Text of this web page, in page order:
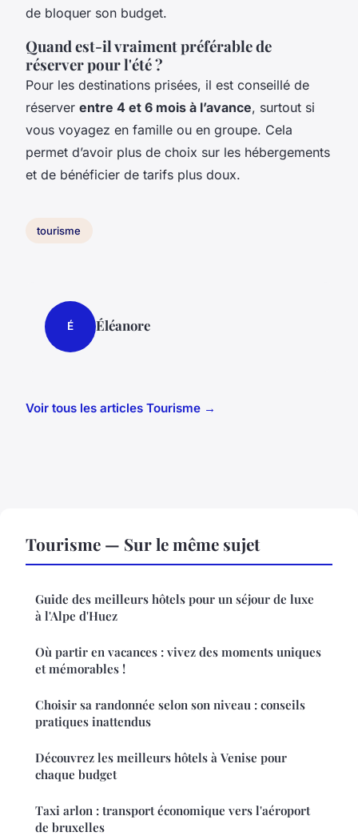
de bloquer son budget.
Quand est-il vraiment préférable de
réserver pour l'été ?
Pour les destinations prisées, il est conseillé de
réserver entre 4 et 6 mois à l’avance, surtout si
vous voyagez en famille ou en groupe. Cela
permet d’avoir plus de choix sur les hébergements
et de bénéficier de tarifs plus doux.
tourisme
É Éléanore
Voir tous les articles Tourisme →
Tourisme — Sur le même sujet
Guide des meilleurs hôtels pour un séjour de luxe
à l'Alpe d'Huez
Où partir en vacances : vivez des moments uniques
et mémorables !
Choisir sa randonnée selon son niveau : conseils
pratiques inattendus
Découvrez les meilleurs hôtels à Venise pour
chaque budget
Taxi arlon : transport économique vers l'aéroport
de bruxelles